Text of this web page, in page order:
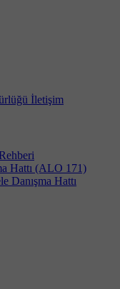
İletişim
Hattı (ALO 171)
Danışma Hattı